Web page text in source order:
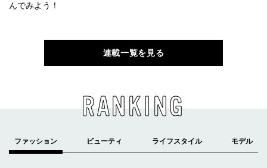
んでみよう！
連載一覧を見る
RANKING